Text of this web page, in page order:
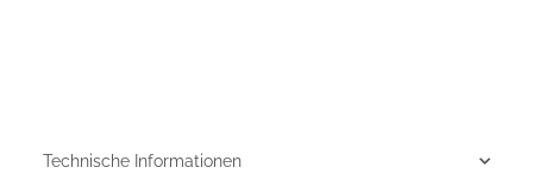
Technische Informationen